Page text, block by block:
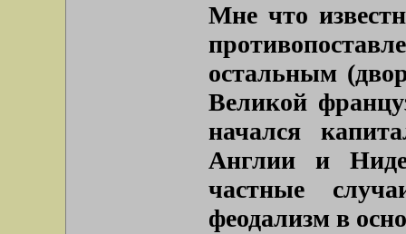
Мне что
остальным
Великой
начался
Англии и
частные
феодализм в